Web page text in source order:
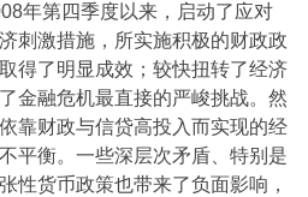
年第四季度以来，启动了应对
刺激措施，所实施积极的财政政
得了明显成效；较快扭转了经济
金融危机最直接的严峻挑战。然
靠财政与信贷高投入而实现的经
平衡。一些深层次矛盾、特别是
性货币政策也带来了负面影响，